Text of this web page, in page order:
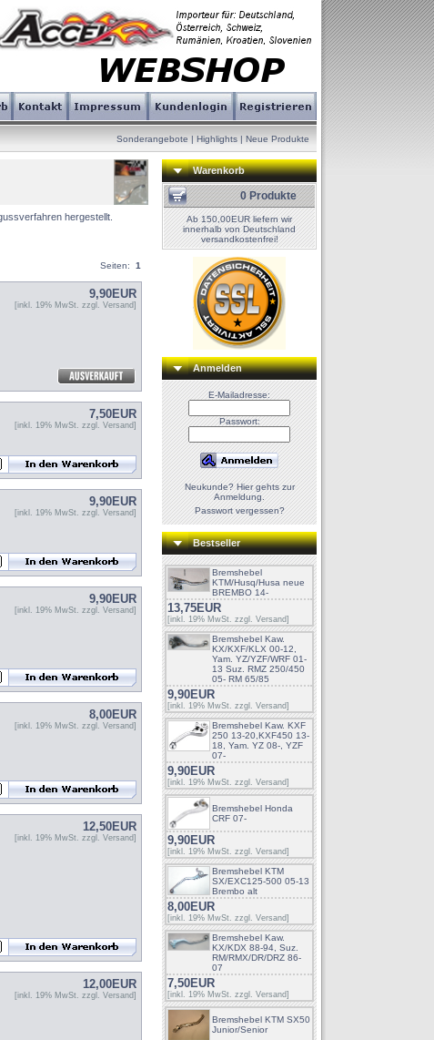
Sonderangebote | Highlights | Neue Produkte
hergestellt.
Seiten: 1
9,90EUR
[inkl. 19% MwSt. zzgl. Versand]
7,50EUR
[inkl. 19% MwSt. zzgl. Versand]
9,90EUR
[inkl. 19% MwSt. zzgl. Versand]
9,90EUR
[inkl. 19% MwSt. zzgl. Versand]
8,00EUR
[inkl. 19% MwSt. zzgl. Versand]
12,50EUR
[inkl. 19% MwSt. zzgl. Versand]
12,00EUR
[inkl. 19% MwSt. zzgl. Versand]
Warenkorb
0 Produkte
Ab 150,00EUR liefern wir
innerhalb von Deutschland
versandkostenfrei!
Anmelden
E-Mailadresse:
Passwort:
Neukunde? Hier gehts zur
Anmeldung.
Passwort vergessen?
Bestseller
Bremshebel
KTM/Husq/Husa neue
BREMBO 14-
13,75EUR
[inkl. 19% MwSt. zzgl. Versand]
Bremshebel Kaw.
KX/KXF/KLX 00-12,
Yam. YZ/YZF/WRF 01-
13 Suz. RMZ 250/450
05- RM 65/85
9,90EUR
[inkl. 19% MwSt. zzgl. Versand]
Bremshebel Kaw. KXF
250 13-20,KXF450 13-
18, Yam. YZ 08-, YZF
07-
9,90EUR
[inkl. 19% MwSt. zzgl. Versand]
Bremshebel Honda
CRF 07-
9,90EUR
[inkl. 19% MwSt. zzgl. Versand]
Bremshebel KTM
SX/EXC125-500 05-13
Brembo alt
8,00EUR
[inkl. 19% MwSt. zzgl. Versand]
Bremshebel Kaw.
KX/KDX 88-94, Suz.
RM/RMX/DR/DRZ 86-
07
7,50EUR
[inkl. 19% MwSt. zzgl. Versand]
Bremshebel KTM SX50
Junior/Senior